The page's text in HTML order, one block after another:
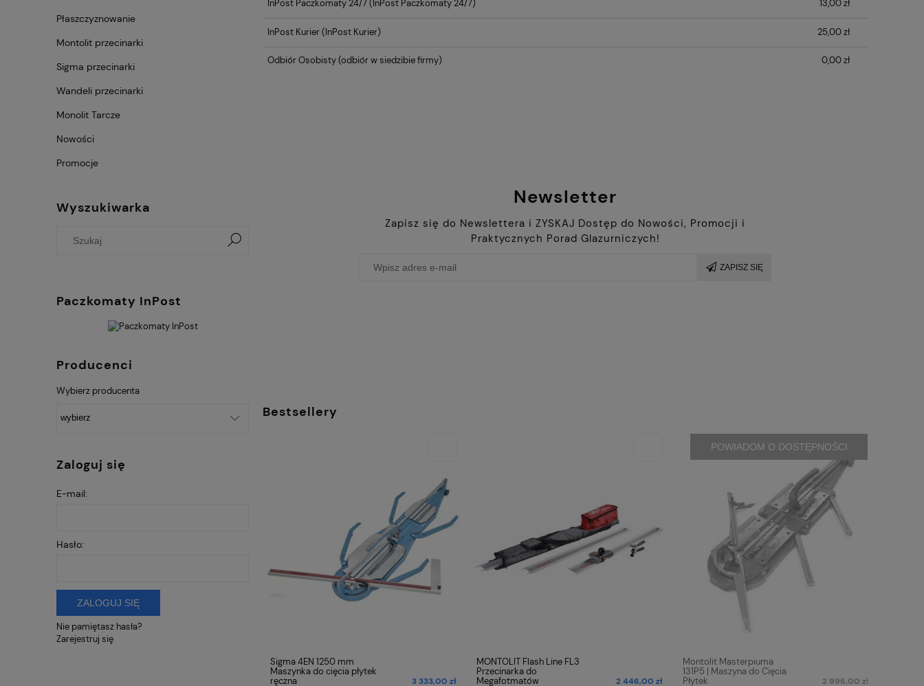
Płaszczyznowanie
Montolit przecinarki
Sigma przecinarki
Wandeli przecinarki
Monolit Tarcze
Nowości
Promocje
Wyszukiwarka
Paczkomaty InPost
Producenci
Wybierz producenta
Zaloguj się
E-mail:
Hasło:
ZALOGUJ SIĘ
Nie pamiętasz hasła?
Zarejestruj się
Cena nie zawiera ewentualnych
InPost Paczkomaty 24/7(InPost Paczkomaty 24/7) 13,00 zł
InPost Kurier(InPost Kurier) 25,00 zł
Odbiór Osobisty(odbiór w siedzibie firmy) 0,00 zł
Newsletter
Zapisz się do Newslettera i ZYSKAJ Dostęp do Nowości, Promocji i
Praktycznych Porad Glazurniczych!
ZAPISZ SIĘ
Bestsellery
Sigma 4EN 1250 mm
Maszynka do cięcia płytek
ręczna
3 333,00 zł
MONTOLIT Flash Line FL3
Przecinarka do
Megafotmatów
2 446,00 zł
Montolit Masterpiuma
131P5 | Maszyna do Cięcia
Płytek
2 996,00 zł
POWIADOM O DOSTĘPNOŚCI